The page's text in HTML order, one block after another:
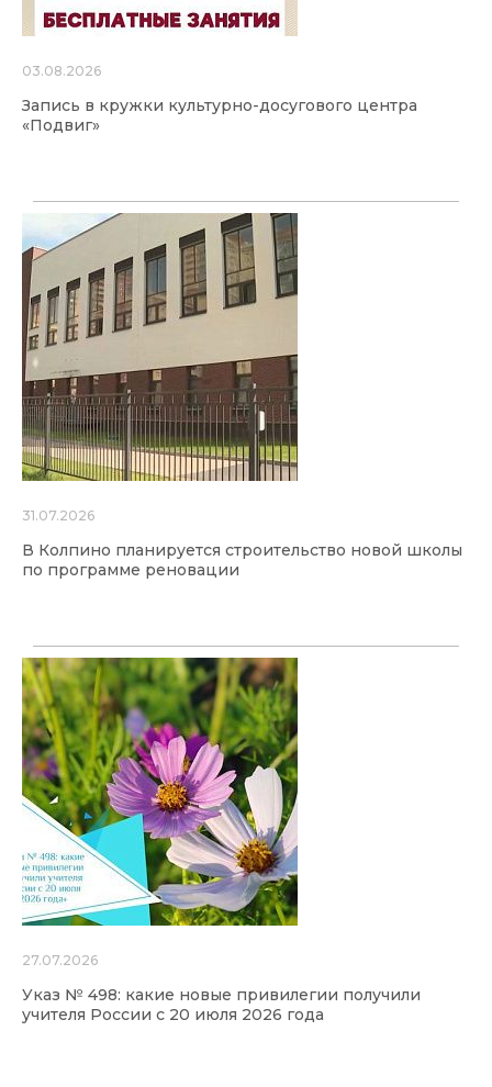
03.08.2026
Запись в кружки культурно-досугового центра
«Подвиг»
31.07.2026
В Колпино планируется строительство новой школы
по программе реновации
27.07.2026
Указ № 498: какие новые привилегии получили
учителя России с 20 июля 2026 года